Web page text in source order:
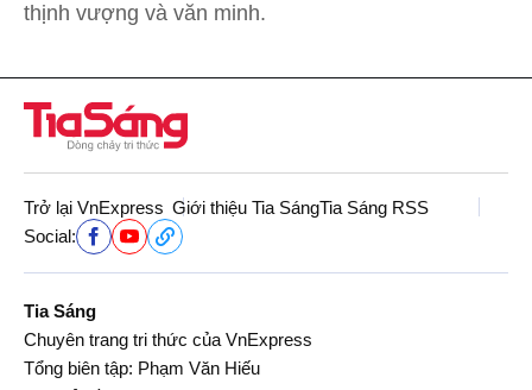
thịnh vượng và văn minh.
Trở lại VnExpress Giới thiệu Tia SángTia Sáng RSS
Social:
Tia Sáng
Chuyên trang tri thức của VnExpress
Tổng biên tập: Phạm Văn Hiếu